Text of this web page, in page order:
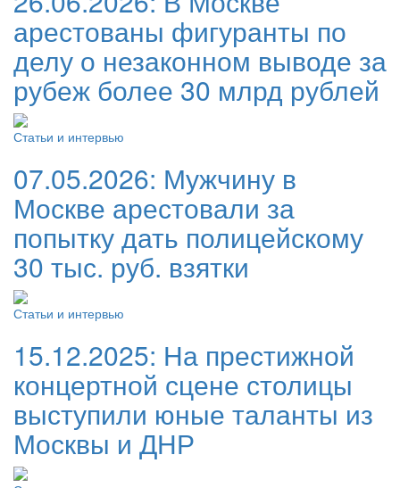
арестованы фигуранты по
делу о незаконном выводе за
рубеж более 30 млрд рублей
Статьи и интервью
07.05.2026: Мужчину в
Москве арестовали за
попытку дать полицейскому
30 тыс. руб. взятки
Статьи и интервью
15.12.2025: На престижной
концертной сцене столицы
выступили юные таланты из
Москвы и ДНР